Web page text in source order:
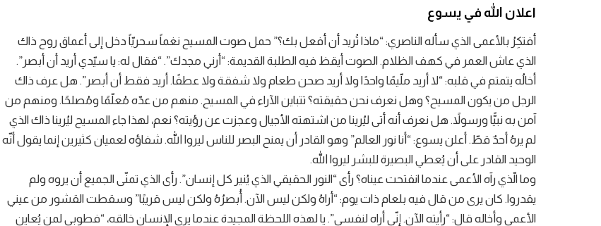
اعلان الله في يسوع
أفتكِرُ بالأعمى الذي سأله الناصري: “ماذا تُريد أن أفعل بك؟” حمل صوت المسيح نغماً سحريّاً دخل إلى أعماق روح ذاك
الذي عاش العمر في كهف الظلام. الصوت أيقظ فيه الطلبة القديمة: “أرني مجدك”. “فقال له: يا سيّدي أريد أن أبصر”.
أخالُه يتمتم في قلبه: “لا أريد ملّيمًا واحدًا ولا أريد صحن طعام ولا شفقة ولا عطفًا. أريد فقط أن أبصر”. هل عرف ذاك
الرجل من يكون المسيح؟ وهل نعرف نحن حقيقته؟ تتباين الآراء في المسيح. منهم من عدّه مُعلّمًا ومُصلحًا. ومنهم من
آمن به نبيًّا ورسولاً. هل نعرف أنه أتى ليُرينا من اشتهته الأجيال وعجزت عن رؤيته؟ نعم، لهذا جاء المسيح ليُرينا ذاك الذي
لم يرهُ أحدٌ قطّ. أعلن يسوع: “أنا نور العالم” وهو القادر أن يمنح البصر للناس ليروا الله. شفاؤه لعميان كثيرين إنما يقول أنّه
الوحيد القادر على أن يُعطي البصيرة للبشر ليروا الله.
وما الّذي رآه الأعمى عندما انفتحت عيناه؟ رأى “النور الحقيقي الذي يُنير كل إنسان”. رأى الذي تمنّى الجميع أن يروه ولم
يقدروا. كان يرى من قال فيه بلعام ذات يوم: “أراهُ ولكن ليس الآن. أُبصرُهُ ولكن ليس قريبًا” وسقطت القشور من عيني
الأعمى وأخاله قال: “رأيته الآن. إنّي أراه لنفسي”. يا لهذه اللحظة المجيدة عندما يرى الإنسان خالقه، “فطوبى لمن يُعاين